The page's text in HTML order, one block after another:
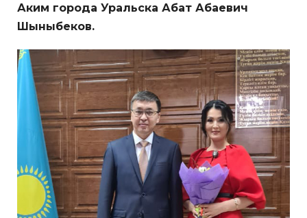
Аким города Уральска Абат Абаевич
Шыныбеков.